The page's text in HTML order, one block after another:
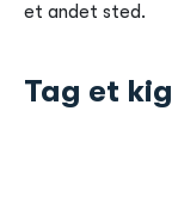
et andet sted.
Tag et